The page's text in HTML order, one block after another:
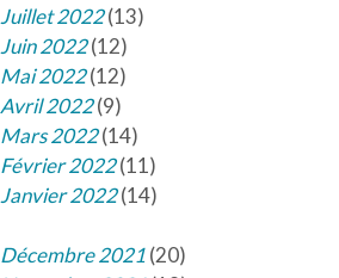
Juillet 2022(13)
Juin 2022(12)
Mai 2022(12)
Avril 2022(9)
Mars 2022(14)
Février 2022(11)
Janvier 2022(14)
Décembre 2021(20)